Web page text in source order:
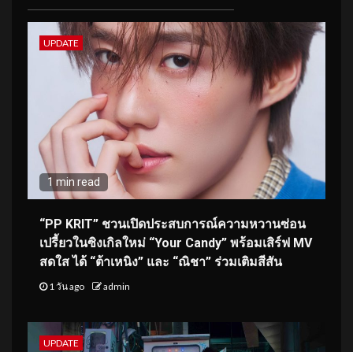
UPDATE
1 min read
“PP KRIT” ชวนเปิดประสบการณ์ความหวานซ่อน
เปรี้ยวในซิงเกิลใหม่ “Your Candy” พร้อมเสิร์ฟ MV
สดใส ได้ “ต้าเหนิง” และ “ณิชา” ร่วมเติมสีสัน
1 วัน ago admin
UPDATE